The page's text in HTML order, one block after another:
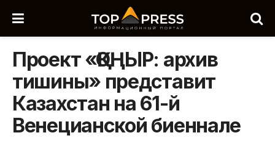
Проект «ҚОҢЫР: архив
тишины» представит
Казахстан на 61-й
Венецианской биеннале